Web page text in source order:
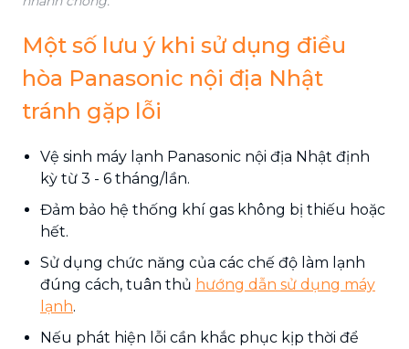
Một số lưu ý khi sử dụng điều
hòa Panasonic nội địa Nhật
tránh gặp lỗi
Vệ sinh máy lạnh Panasonic nội địa Nhật định
kỳ từ 3 - 6 tháng/lần.
Đảm bảo hệ thống khí gas không bị thiếu hoặc
hết.
Sử dụng chức năng của các chế độ làm lạnh
đúng cách, tuân thủ hướng dẫn sử dụng máy
lạnh.
Nếu phát hiện lỗi cần khắc phục kịp thời để